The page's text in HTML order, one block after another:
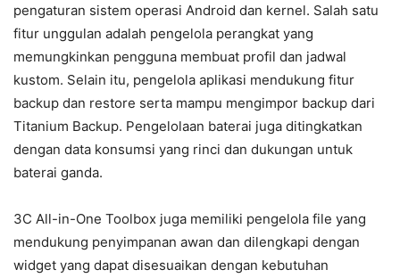
pengaturan sistem operasi Android dan kernel. Salah satu
fitur unggulan adalah pengelola perangkat yang
memungkinkan pengguna membuat profil dan jadwal
kustom. Selain itu, pengelola aplikasi mendukung fitur
backup dan restore serta mampu mengimpor backup dari
Titanium Backup. Pengelolaan baterai juga ditingkatkan
dengan data konsumsi yang rinci dan dukungan untuk
baterai ganda.
3C All-in-One Toolbox juga memiliki pengelola file yang
mendukung penyimpanan awan dan dilengkapi dengan
widget yang dapat disesuaikan dengan kebutuhan